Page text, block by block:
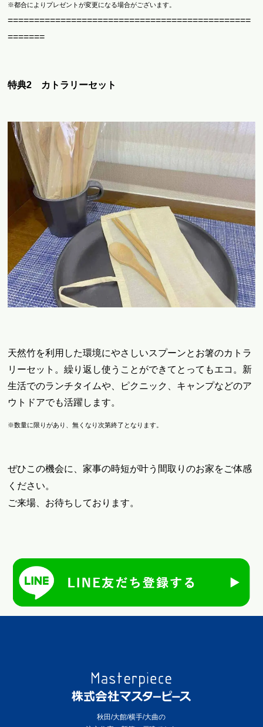
※都合によりプレゼントが変更になる場合がございます。
==============================================
=======
特典2 カトラリーセット
天然竹を利用した環境にやさしいスプーンとお箸のカトラ
リーセット。繰り返し使うことができてとってもエコ。新
生活でのランチタイムや、ピクニック、キャンプなどのア
ウトドアでも活躍します。
※数量に限りがあり、無くなり次第終了となります。
ぜひこの機会に、家事の時短が叶う間取りのお家をご体感
ください。
ご来場、お待ちしております。
秋田/大館/横手/大曲の